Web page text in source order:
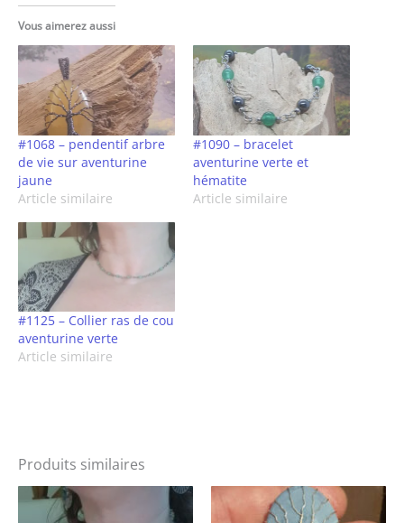
Vous aimerez aussi
#1068 – pendentif arbre
de vie sur aventurine
jaune
Article similaire
#1090 – bracelet
aventurine verte et
hématite
Article similaire
#1125 – Collier ras de cou
aventurine verte
Article similaire
Produits similaires